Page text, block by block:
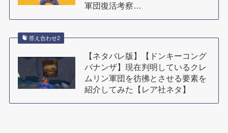
軍団復活考察…
答え合わせ2
【ネタバレ版】【ドンキーコング
バナンザ】現在判明しているクレ
ムリン軍団を彷彿とさせる要素を
紹介してみた【レア社ネタ】